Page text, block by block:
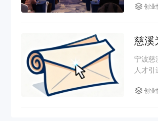
创业
慈溪
宁波慈
人才引
创业